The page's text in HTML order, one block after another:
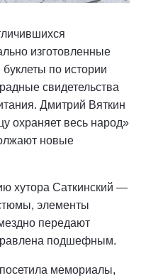
изготовленные
по истории
свидетельства
Дмитрий Вяткин
охраняет весь народ»
новые
хутора Саткинский —
элементы
передают
подшефным.
мемориалы,